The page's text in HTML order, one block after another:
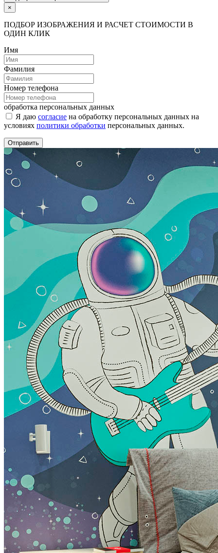
×
ПОДБОР ИЗОБРАЖЕНИЯ И РАСЧЕТ СТОИМОСТИ В
ОДИН КЛИК
Имя
Фамилия
Номер телефона
обработка персональных данных
Я даю согласие на обработку персональных данных на
условиях политики обработки персональных данных.
Отправить